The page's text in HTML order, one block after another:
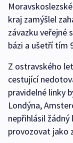
kraj zamýšlel
závazku veřejné
bázi a ušetří tím
Z ostravského
cestující
pravidelné linky
Londýna,
nepřihlásil
provozovat jako